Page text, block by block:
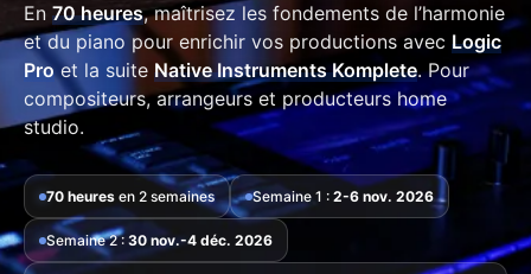
En 70 heures, maîtrisez les fondements de l’harmonie
et du piano pour enrichir vos productions avec Logic
Proet la suite Native Instruments Komplete. Pour
compositeurs, arrangeurs et producteurs home
studio.
70 heures en 2 semaines Semaine 1 : 2-6 nov. 2026
Semaine 2 : 30 nov.-4 déc. 2026